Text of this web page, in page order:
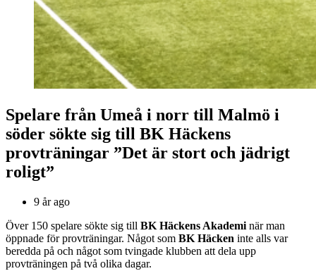
Spelare från Umeå i norr till Malmö i
söder sökte sig till BK Häckens
provträningar ”Det är stort och jädrigt
roligt”
9 år ago
Över 150 spelare sökte sig till BK Häckens Akademi när man
öppnade för provträningar. Något som BK Häcken inte alls var
beredda på och något som tvingade klubben att dela upp
provträningen på två olika dagar.